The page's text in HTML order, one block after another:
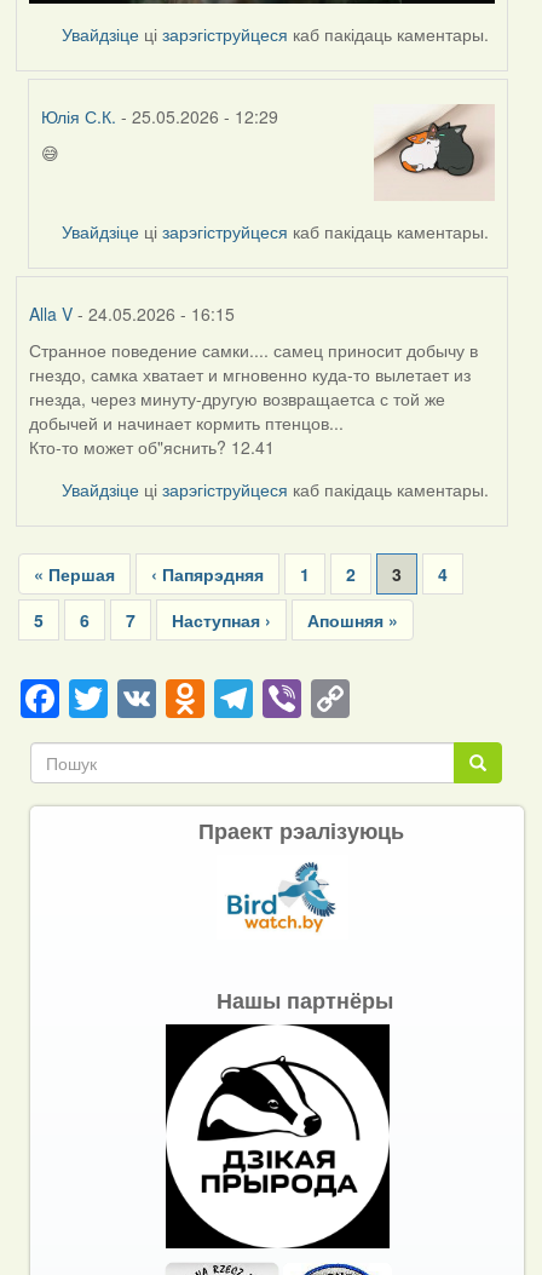
Увайдзіце цізарэгіструйцеся каб пакідаць каментары.
Юлія С.К. - 25.05.2026 - 12:29
In
nasta
😅
Увайдзіце цізарэгіструйцеся каб пакідаць каментары.
Alla V- 24.05.2026 - 16:15
Странное поведение самки.... самец приносит добычу в
гнездо, самка хватает и мгновенно куда-то вылетает из
гнезда, через минуту-другую возвращаетса с той же
добычей и начинает кормить птенцов...
Кто-то может об"яснить? 12.41
Увайдзіце цізарэгіструйцеся каб пакідаць каментары.
Pagination
First
page
« Першая
Previous
page
‹ Папярэдняя Page
1 Page
2
Current
page
3 Page
4
Page
5 Page
6 Page
7
Next
page
Наступная ›
Last
page
Апошняя »
Facebook
Twitter
VKOdnoklassniki
Telegram
ViberCopy
Link Пошук
Пошук
Праект рэалізуюць
Нашы партнёры